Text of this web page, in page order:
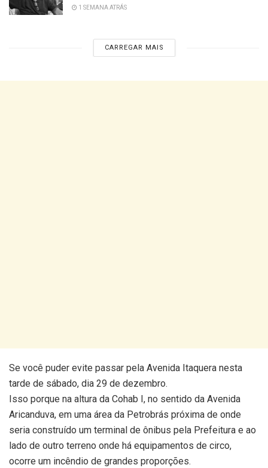
1 SEMANA ATRÁS
CARREGAR MAIS
Se você puder evite passar pela Avenida Itaquera nesta
tarde de sábado, dia 29 de dezembro.
Isso porque na altura da Cohab I, no sentido da Avenida
Aricanduva, em uma área da Petrobrás próxima de onde
seria construído um terminal de ônibus pela Prefeitura e ao
lado de outro terreno onde há equipamentos de circo,
ocorre um incêndio de grandes proporções.